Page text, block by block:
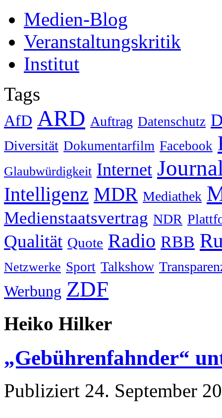
Medien-Blog
Veranstaltungskritik
Institut
Tags
AfD ARD Auftrag Datenschutz
Diversität Dokumentarfilm Facebook
Glaubwürdigkeit Internet
Intelligenz MDR Mediathek
Medienstaatsvertrag NDR
Qualität Quote Radio RBB
Netzwerke Sport Talkshow
Werbung ZDF
Heiko Hilker
„Gebührenfahnder“
Publiziert 24. September